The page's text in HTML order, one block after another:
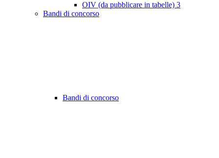
OIV (da pubblicare in tabelle) 3
Bandi di concorso
Bandi di concorso